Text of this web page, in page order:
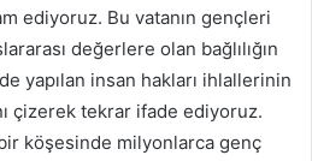
ediyoruz. Bu vatanın gençleri
değerlere olan bağlılığın
yapılan insan hakları ihlallerinin
çizerek tekrar ifade ediyoruz.
köşesinde milyonlarca genç